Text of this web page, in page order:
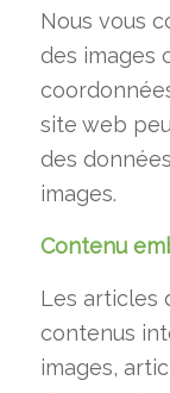
Nous vous
des images
site web
des
images.
Contenu
Les articles
contenus
images,